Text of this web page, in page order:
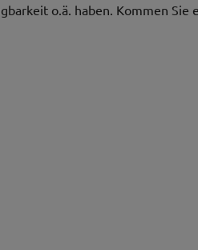
o.ä. haben. Kommen